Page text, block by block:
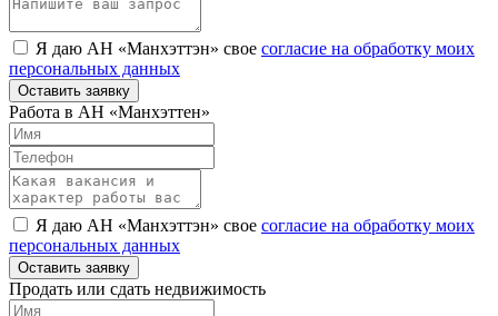
Я даю АН «Манхэттэн» свое согласие на обработку моих
персональных данных
Оставить заявку
Работа в АН «Манхэттен»
Я даю АН «Манхэттэн» свое согласие на обработку моих
персональных данных
Оставить заявку
Продать или сдать недвижимость